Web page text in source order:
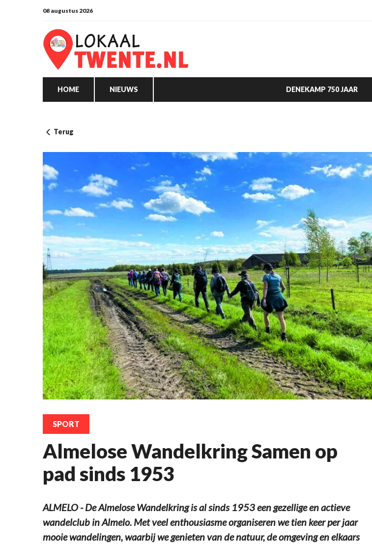
08 augustus 2026
HOME NIEUWS DENEKAMP 750 JAAR
Terug
SPORT
Almelose Wandelkring Samen op
pad sinds 1953
ALMELO - De Almelose Wandelkring is al sinds 1953 een gezellige en actieve
wandelclub in Almelo. Met veel enthousiasme organiseren we tien keer per jaar
mooie wandelingen, waarbij we genieten van de natuur, de omgeving en elkaars